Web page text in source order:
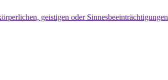
geistigen oder Sinnesbeeinträchtigungen